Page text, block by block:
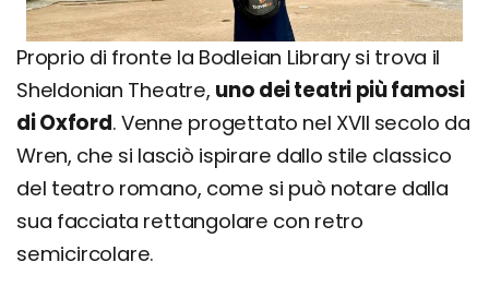
Proprio di fronte la Bodleian Library si trova il
Sheldonian Theatre, uno dei teatri più famosi
di Oxford. Venne progettato nel XVII secolo da
Wren, che si lasciò ispirare dallo stile classico
del teatro romano, come si può notare dalla
sua facciata rettangolare con retro
semicircolare.